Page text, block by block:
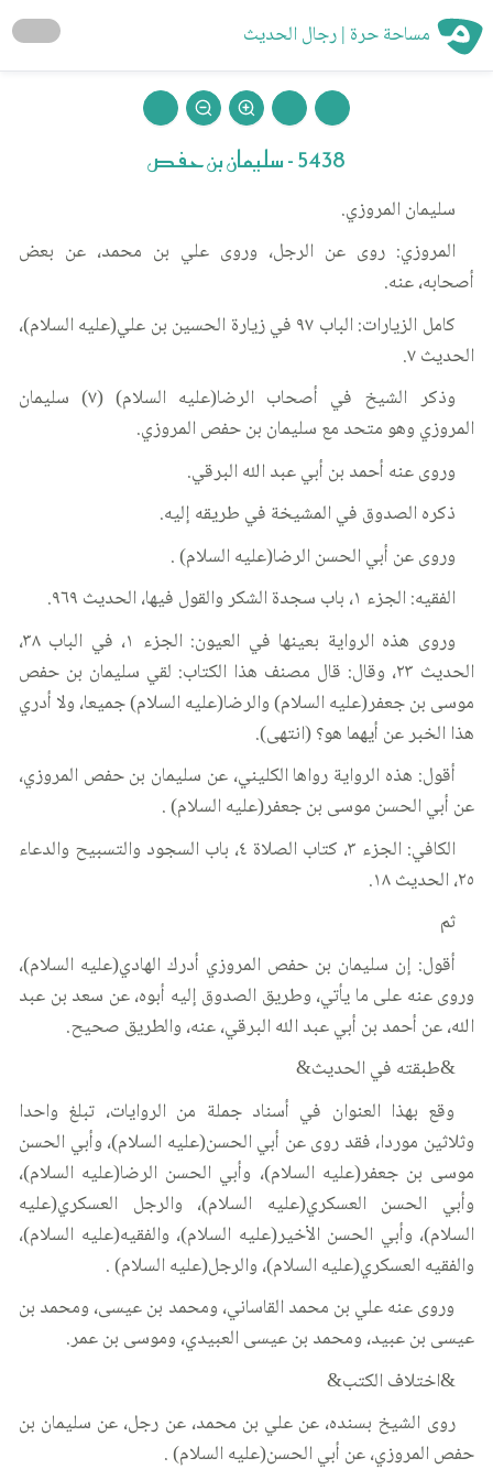
مساحة حرة | رجال الحديث
5438 - سليمان بن حفص
سليمان المروزي.
المروزي: روى عن الرجل، وروى علي بن محمد، عن بعض
أصحابه، عنه.
كامل الزيارات: الباب ٩٧ في زيارة الحسين بن علي(عليه السلام)،
الحديث ٧.
وذكر الشيخ في أصحاب الرضا(عليه السلام) (٧) سليمان
المروزي وهو متحد مع سليمان بن حفص المروزي.
وروى عنه أحمد بن أبي عبد الله البرقي.
ذكره الصدوق في المشيخة في طريقه إليه.
وروى عن أبي الحسن الرضا(عليه السلام) .
الفقيه: الجزء ١، باب سجدة الشكر والقول فيها، الحديث ٩٦٩.
وروى هذه الرواية بعينها في العيون: الجزء ١، في الباب ٣٨،
الحديث ٢٣، وقال: قال مصنف هذا الكتاب: لقي سليمان بن حفص
موسى بن جعفر(عليه السلام) والرضا(عليه السلام) جميعا، ولا أدري
هذا الخبر عن أيهما هو؟ (انتهى).
أقول: هذه الرواية رواها الكليني، عن سليمان بن حفص المروزي،
عن أبي الحسن موسى بن جعفر(عليه السلام) .
الكافي: الجزء ٣، كتاب الصلاة ٤، باب السجود والتسبيح والدعاء
٢٥، الحديث ١٨.
ثم
أقول: إن سليمان بن حفص المروزي أدرك الهادي(عليه السلام)،
وروى عنه على ما يأتي، وطريق الصدوق إليه أبوه، عن سعد بن عبد
الله، عن أحمد بن أبي عبد الله البرقي، عنه، والطريق صحيح.
&طبقته في الحديث&
وقع بهذا العنوان في أسناد جملة من الروايات، تبلغ واحدا
وثلاثين موردا، فقد روى عن أبي الحسن(عليه السلام)، وأبي الحسن
موسى بن جعفر(عليه السلام)، وأبي الحسن الرضا(عليه السلام)،
وأبي الحسن العسكري(عليه السلام)، والرجل العسكري(عليه
السلام)، وأبي الحسن الأخير(عليه السلام)، والفقيه(عليه السلام)،
والفقيه العسكري(عليه السلام)، والرجل(عليه السلام) .
وروى عنه علي بن محمد القاساني، ومحمد بن عيسى، ومحمد بن
عيسى بن عبيد، ومحمد بن عيسى العبيدي، وموسى بن عمر.
&اختلاف الكتب&
روى الشيخ بسنده، عن علي بن محمد، عن رجل، عن سليمان بن
حفص المروزي، عن أبي الحسن(عليه السلام) .